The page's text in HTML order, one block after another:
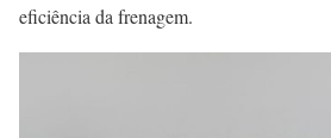
eficiência da frenagem.